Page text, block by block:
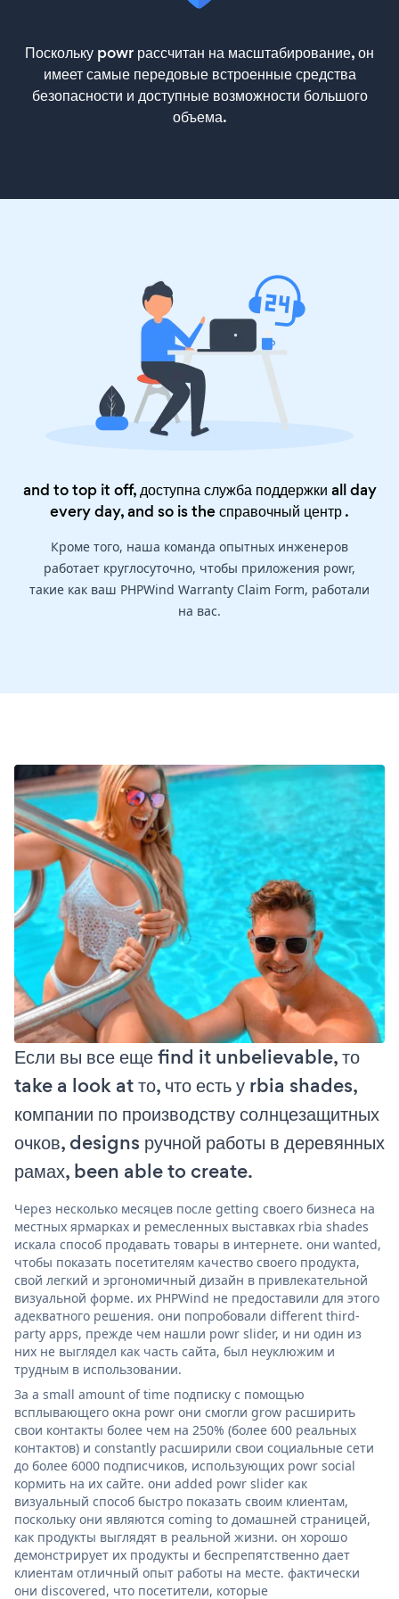
Поскольку powr рассчитан на масштабирование, он
имеет самые передовые встроенные средства
безопасности и доступные возможности большого
объема.
and to top it off, доступна служба поддержки all day
every day, and so is theсправочный центр.
Кроме того, наша команда опытных инженеров
работает круглосуточно, чтобы приложения powr,
такие как ваш PHPWind Warranty Claim Form, работали
на вас.
Если вы все еще find it unbelievable, то
take a look at то, что есть у rbia shades,
компании по производству солнцезащитных
очков, designs ручной работы в деревянных
рамах, been able to create.
Через несколько месяцев после getting своего бизнеса на
местных ярмарках и ремесленных выставках rbia shades
искала способ продавать товары в интернете. они wanted,
чтобы показать посетителям качество своего продукта,
свой легкий и эргономичный дизайн в привлекательной
визуальной форме. их PHPWind не предоставили для этого
адекватного решения. они попробовали different third-
party apps, прежде чем нашли powr slider, и ни один из
них не выглядел как часть сайта, был неуклюжим и
трудным в использовании.
За a small amount of time подписку с помощью
всплывающего окна powr они смогли grow расширить
свои контакты более чем на 250% (более 600 реальных
контактов) и constantly расширили свои социальные сети
до более 6000 подписчиков, использующих powr social
кормить на их сайте. они added powr slider как
визуальный способ быстро показать своим клиентам,
поскольку они являются coming to домашней страницей,
как продукты выглядят в реальной жизни. он хорошо
демонстрирует их продукты и беспрепятственно дает
клиентам отличный опыт работы на месте. фактически
они discovered, что посетители, которые